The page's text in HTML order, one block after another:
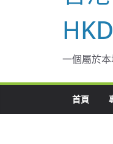
一個屬於
首頁